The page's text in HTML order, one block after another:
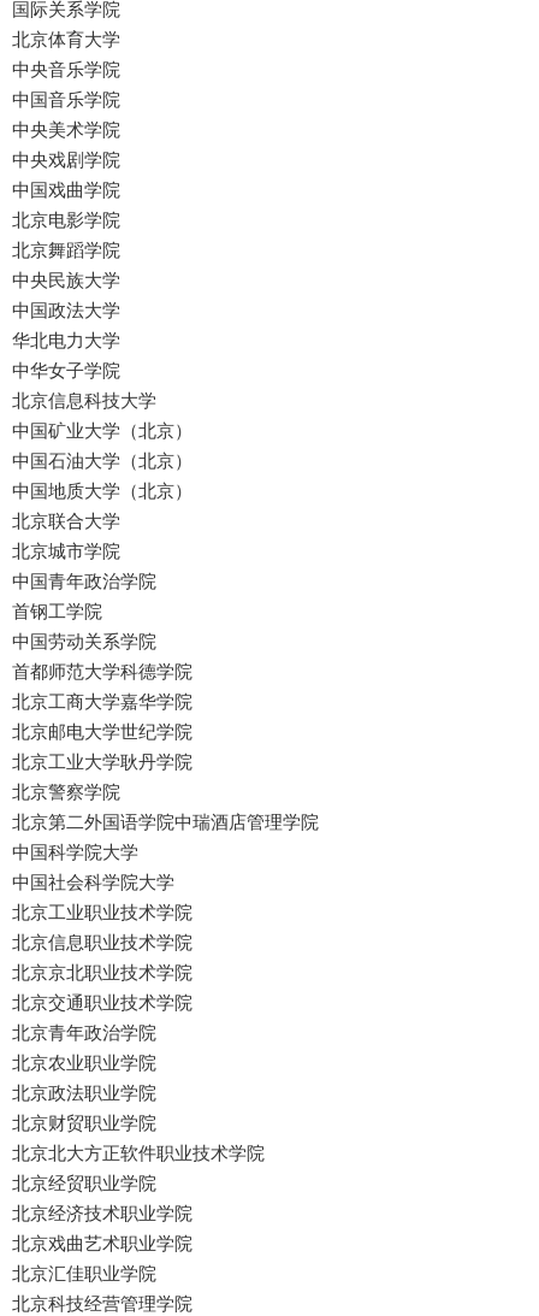
国际关系学院
北京体育大学
中央音乐学院
中国音乐学院
中央美术学院
中央戏剧学院
中国戏曲学院
北京电影学院
北京舞蹈学院
中央民族大学
中国政法大学
华北电力大学
中华女子学院
北京信息科技大学
中国矿业大学（北京）
中国石油大学（北京）
中国地质大学（北京）
北京联合大学
北京城市学院
中国青年政治学院
首钢工学院
中国劳动关系学院
首都师范大学科德学院
北京工商大学嘉华学院
北京邮电大学世纪学院
北京工业大学耿丹学院
北京警察学院
北京第二外国语学院中瑞酒店管理学院
中国科学院大学
中国社会科学院大学
北京工业职业技术学院
北京信息职业技术学院
北京京北职业技术学院
北京交通职业技术学院
北京青年政治学院
北京农业职业学院
北京政法职业学院
北京财贸职业学院
北京北大方正软件职业技术学院
北京经贸职业学院
北京经济技术职业学院
北京戏曲艺术职业学院
北京汇佳职业学院
北京科技经营管理学院